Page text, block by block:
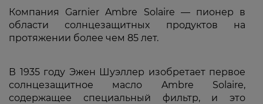
Компания Garnier Ambre Solaire — пионер в
области солнцезащитных продуктов на
протяжении более чем 85 лет.
В 1935 году Эжен Шуэллер изобретает первое
солнцезащитное масло Ambre Solaire,
содержащее специальный фильтр, и это